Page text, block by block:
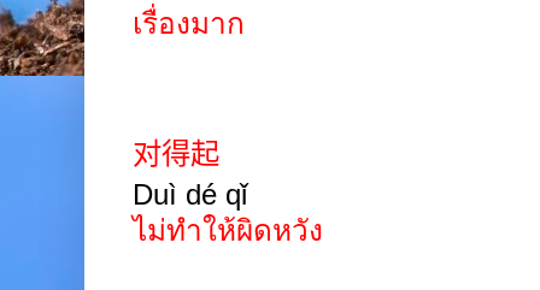
เรื่องมาก
对得起
Duì dé qǐ
ไม่ทำให้ผิดหวัง